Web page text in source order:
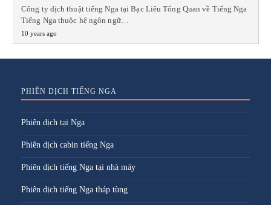
Công ty dịch thuật tiếng Nga tại Bạc Liêu Tổng Quan về Tiếng Nga
Tiếng Nga thuộc hệ ngôn ngữ…
10 years ago
PHIÊN DỊCH TIẾNG NGA
Phiên dịch tại Nga
Phiên dịch cabin tiếng Nga
Phiên dịch tiếng Nga tại nhà máy
Phiên dịch tiếng Nga tháp tùng